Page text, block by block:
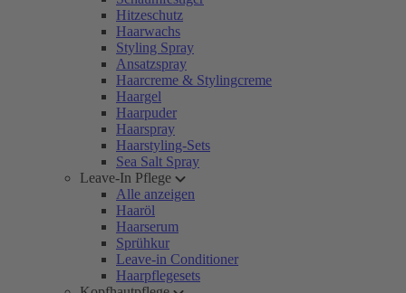
Hitzeschutz
Haarwachs
Styling Spray
Ansatzspray
Haarcreme & Stylingcreme
Haargel
Haarpuder
Haarspray
Haarstyling-Sets
Sea Salt Spray
Leave-In Pflege
Alle anzeigen
Haaröl
Haarserum
Sprühkur
Leave-in Conditioner
Haarpflegesets